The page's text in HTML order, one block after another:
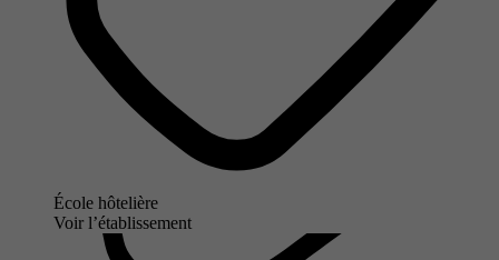
École hôtelière
Voir l’établissement